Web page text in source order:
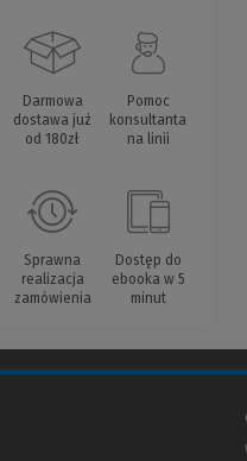
Darmowa
dostawa już
od 180zł
Pomoc
konsultanta
na linii
Sprawna
realizacja
zamówienia
Dostęp do
ebooka w 5
minut